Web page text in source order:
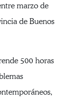
marzo de
de Buenos
500 horas